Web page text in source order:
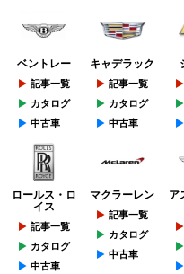
ベントレー
記事一覧
カタログ
中古車
キャデラック
記事一覧
カタログ
中古車
ロールス・ロ
イス
記事一覧
カタログ
中古車
マクラーレン
記事一覧
カタログ
中古車
ア